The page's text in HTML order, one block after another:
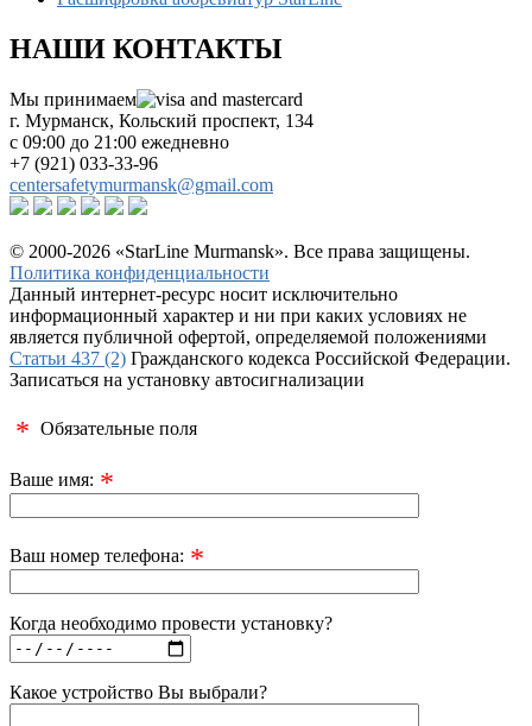
НАШИ КОНТАКТЫ
Мы принимаем
г. Мурманск, Кольский проспект, 134
с 09:00 до 21:00 ежедневно
+7 (921) 033-33-96
centersafetymurmansk@gmail.com
© 2000-2026 «StarLine Murmansk». Все права защищены.
Политика конфиденциальности
Данный интернет-ресурс носит исключительно
информационный характер и ни при каких условиях не
является публичной офертой, определяемой положениями
Статьи 437 (2) Гражданского кодекса Российской Федерации.
Записаться на установку автосигнализации
* Обязательные поля
Ваше имя: *
Ваш номер телефона: *
Когда необходимо провести установку?
Какое устройство Вы выбрали?